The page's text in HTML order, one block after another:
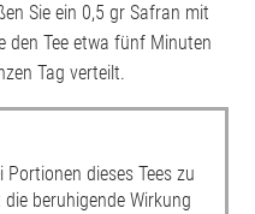
Sie ein 0,5 gr Safran mit
den Tee etwa fünf Minuten
Tag verteilt.
dieses Tees zu
beruhigende Wirkung